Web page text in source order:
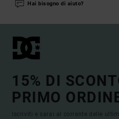
Hai bisogno di aiuto?
15% DI
PRIMO
Iscriviti e sarai al corrente delle